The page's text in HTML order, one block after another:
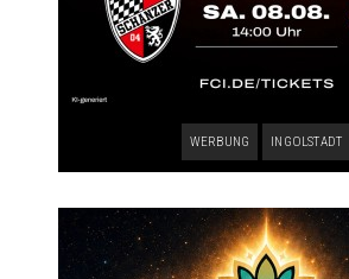
WERBUNG INGOLSTADT